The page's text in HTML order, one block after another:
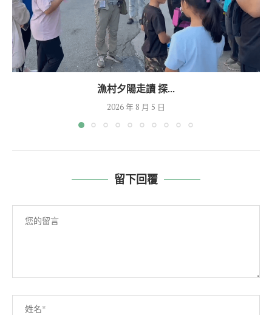
漁村夕陽走讀 探...
2026 年 8 月 5 日
留下回覆